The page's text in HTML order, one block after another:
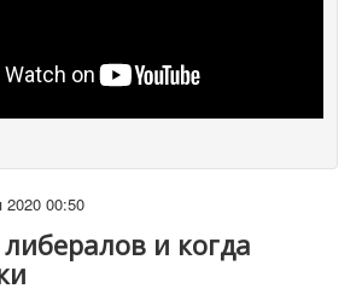
00:50
и когда